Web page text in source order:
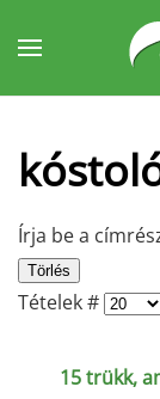
Fő
Írja be a
Törlés
Tételek #
15 trükk,